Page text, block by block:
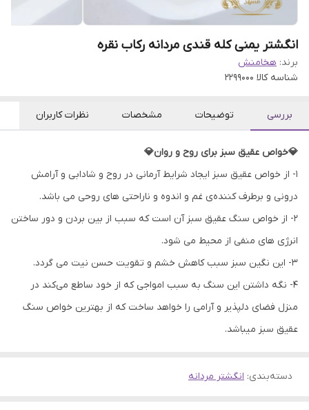
انگشتر یمنی کله قندی مردانه رکاب نقره
برند: هخامنش
شناسه کالا 2299000
بررسی توضیحات مشخصات نظرات کاربران
💎خواص عقیق سبز برای روح و روان💎
۱- از خواص عقیق سبز ایجاد شرایط آرمانی در روح و شادابی و آرامش
درونی و برطرف کننده‌ی غم و اندوه و ناراحتی های روحی می باشد.
۲- از خواص سنگ عقیق سبز آن است که سبب از بین بردن و دور ساختن
انرژی های منفی از محیط می شود.
۳- این نگین سبز سبب کاهش خشم و تقویت حسن نیت می گردد.
۴- نگه داشتن این سنگ به سبب امواجی که از خود ساطع می‌کند در
منزل فضای دلپذیر و آرامی را خواهد ساخت که از بهترین خواص سنگ
عقیق سبز میباشد.
دسته‌بندی: انگشتر مردانه